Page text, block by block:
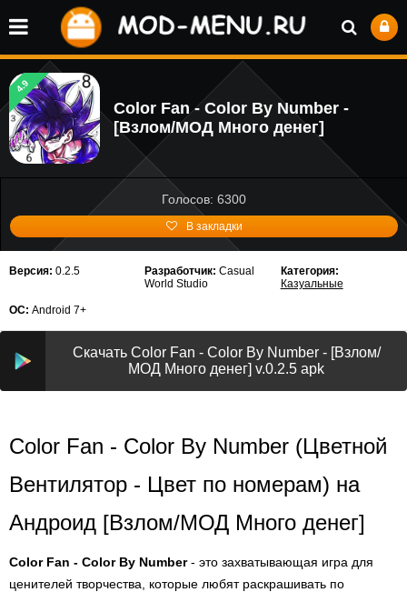
4.9
Color Fan - Color By Number -
[Взлом/МОД Много денег]
Голосов: 6300
В закладки
Версия: 0.2.5 Разработчик: Casual
World Studio
Категория:
Казуальные
ОС: Android 7+
Скачать Color Fan - Color By Number - [Взлом/
МОД Много денег] v.0.2.5 apk
Color Fan - Color By Number (Цветной
Вентилятор - Цвет по номерам) на
Андроид [Взлом/МОД Много денег]
Color Fan - Color By Number- это захватывающая игра для
ценителей творчества, которые любят раскрашивать по